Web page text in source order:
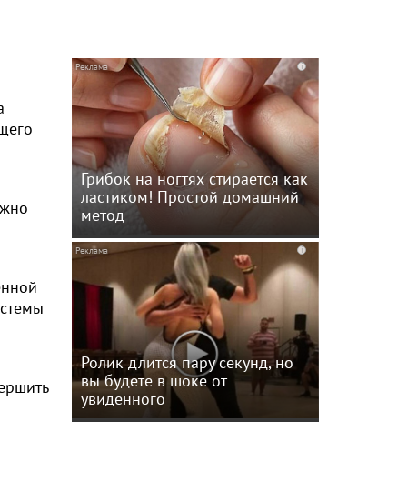
i
Грибок на ногтях стирается как
ластиком! Простой домашний
метод
i
Ролик длится пару секунд, но
вы будете в шоке от
увиденного